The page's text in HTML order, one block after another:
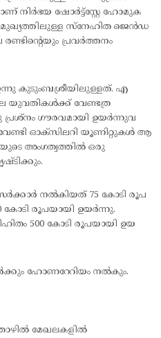
നിര്‍ഭയ ഷോര്‍ട്ട്സ്റ്റേ ഹോമുക
സ്നേഹിത ജെന്‍ഡ
പ്രവര്‍ത്തനം
കുടുംബശ്രീയിലുള്ളത്. എ
യുവതികള്‍ക്ക് വേണ്ടത്ര
പ്രശ്നം ഗൗരവമായി ഉയര്‍ന്നുവ
ഓക്സിലറി യൂണിറ്റുകള്‍ ആ
അംഗത്വത്തില്‍ ഒരു
നല്‍കിയത് 75 കോടി രൂപ
കോടി രൂപയായി ഉയര്‍ന്നു.
500 കോടി രൂപയായി ഉയ
ഹോണറേറിയം നല്‍കും.
മേഖലകളില്‍